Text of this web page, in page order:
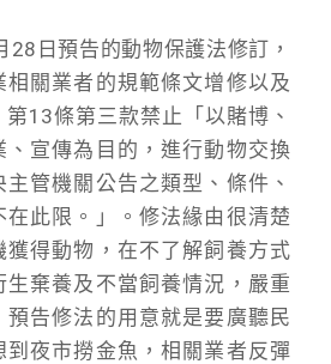
日預告的動物保護法修訂，
相關業者的規範條文增修以及
13條第三款禁止「以賭博、
、宣傳為目的，進行動物交換
管機關公告之類型、條件、
在此限。」。修法緣由很清楚
獲得動物，在不了解飼養方式
生棄養及不當飼養情況，嚴重
告修法的用意就是要廣聽民
到夜市撈金魚，相關業者反彈